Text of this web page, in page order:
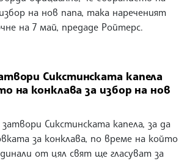
на нов папа, така нареченият
на 7 май, предаде Ройтерс.
Сикстинската капела
на конклава за избор на нов
Сикстинската капела, за да
за конклава, по време на който
от цял свят ще гласуват за